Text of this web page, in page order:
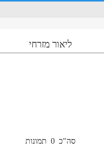
ליאור מזרחי
סה"כ 0 תמונות